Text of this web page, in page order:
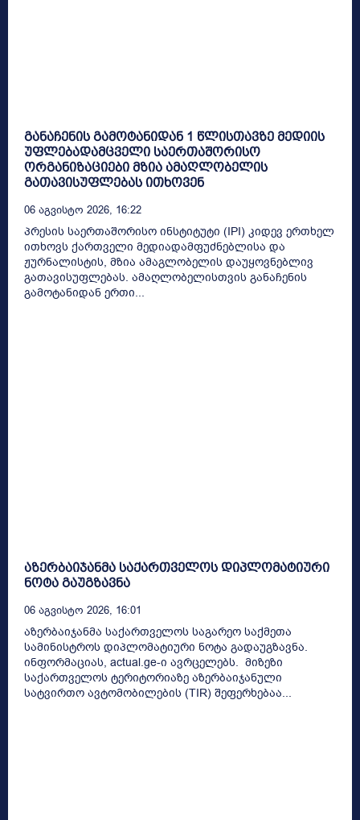
განაჩენის გამოტანიდან 1 წლისთავზე მედიის
უფლებადამცველი საერთაშორისო
ორგანიზაციები მზია ამაღლობელის
გათავისუფლებას ითხოვენ
06 Აგვისტო 2026, 16:22
პრესის საერთაშორისო ინსტიტუტი (IPI) კიდევ ერთხელ
ითხოვს ქართველი მედიადამფუძნებლისა და
ჟურნალისტის, მზია ამაგლობელის დაუყოვნებლივ
გათავისუფლებას. ამაღლობელისთვის განაჩენის
გამოტანიდან ერთი...
აზერბაიჯანმა საქართველოს დიპლომატიური
ნოტა გაუგზავნა
06 Აგვისტო 2026, 16:01
აზერბაიჯანმა საქართველოს საგარეო საქმეთა
სამინისტროს დიპლომატიური ნოტა გადაუგზავნა.
ინფორმაციას, actual.ge-ი ავრცელებს. მიზეზი
საქართველოს ტერიტორიაზე აზერბაიჯანული
სატვირთო ავტომობილების (TIR) შეფერხებაა...